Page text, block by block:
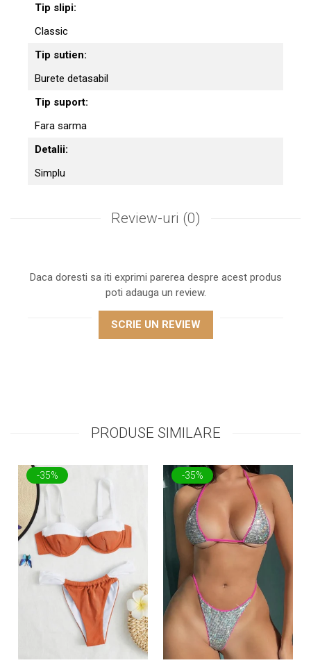
Tip slipi:
Classic
Tip sutien:
Burete detasabil
Tip suport:
Fara sarma
Detalii:
Simplu
Review-uri (0)
Daca doresti sa iti exprimi parerea despre acest produs
poti adauga un review.
SCRIE UN REVIEW
PRODUSE SIMILARE
-35% -35%